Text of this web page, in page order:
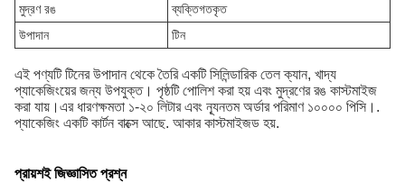
মুদ্রণ রঙ
ব্যক্তিগতকৃত
উপাদান
টিন
এই পণ্যটি টিনের উপাদান থেকে তৈরি একটি সিলিন্ডারিক তেল ক্যান, খাদ্য
প্যাকেজিংয়ের জন্য উপযুক্ত। পৃষ্ঠটি পোলিশ করা হয় এবং মুদ্রণের রঙ কাস্টমাইজ
করা যায়।এর ধারণক্ষমতা ১-২০ লিটার এবং ন্যূনতম অর্ডার পরিমাণ ১০০০০ পিসি।.
প্যাকেজিং একটি কার্টন বাক্সে আছে. আকার কাস্টমাইজড হয়.
প্রায়শই জিজ্ঞাসিত প্রশ্ন